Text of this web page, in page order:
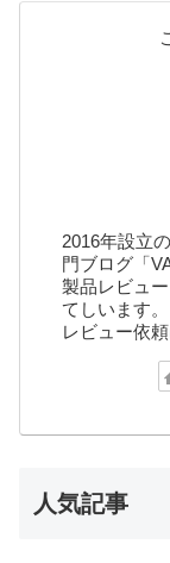
2016年設立
門ブログ「
製品レビュ
てしいます。
レビュー依
人気記事